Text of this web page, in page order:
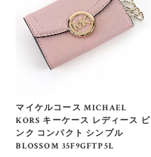
マイケルコース MICHAEL
KORS キーケース レディース ピ
ンク コンパクト シンプル
BLOSSOM 35F9GFTP5L